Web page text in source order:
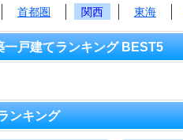
首都圏 関西 東海
一戸建てランキング BEST5
ンキング